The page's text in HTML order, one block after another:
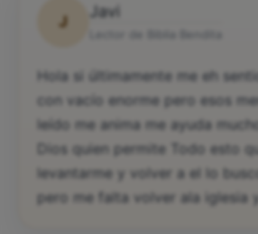
J
Javi
Hola si últimamente me eh
con vacío enorme pero esos
leído me anima me ayuda
Dios quien permite Todo esto
levantarme y volver a el lo
pero me falta volver ala iglesia